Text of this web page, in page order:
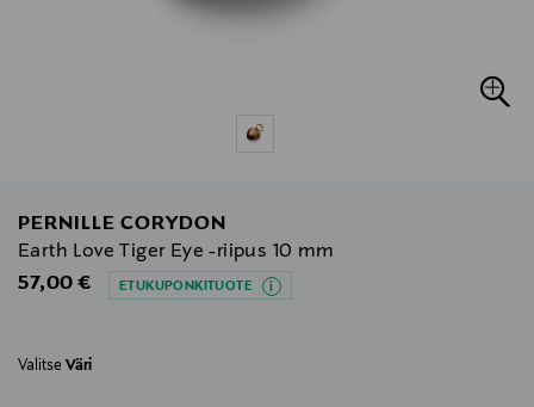
PERNILLE CORYDON
Earth Love Tiger Eye -riipus 10 mm
Original Price
57,00 € ETUKUPONKITUOTE
Valitse Väri